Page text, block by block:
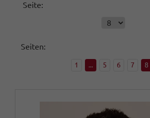
Seite:
Seiten:
1 ... 5 6 7 8